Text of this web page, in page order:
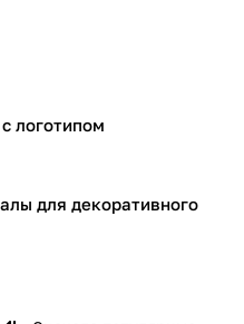
логотипом
для декоративного